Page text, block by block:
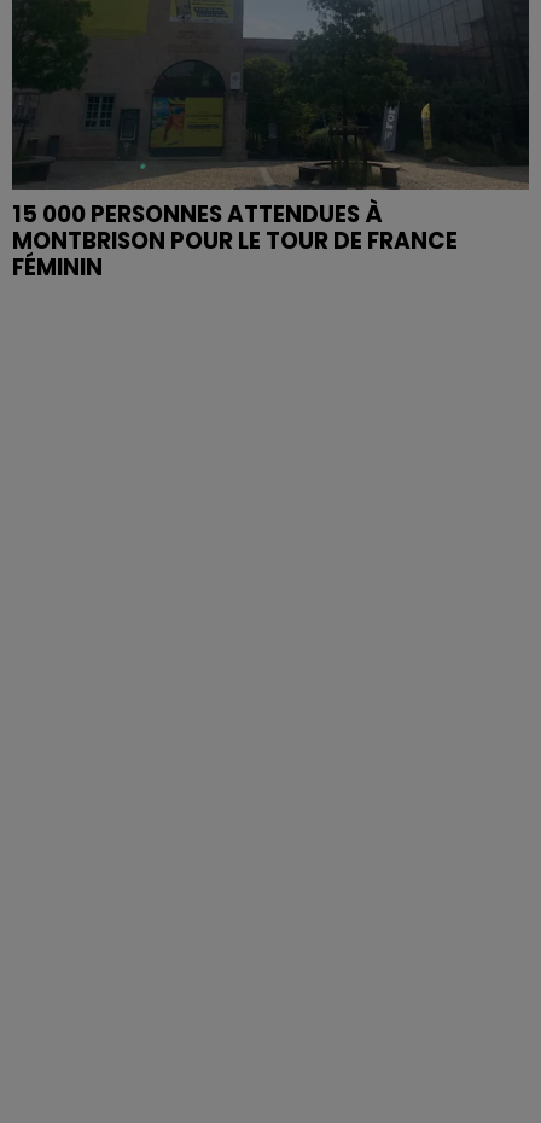
15 000 PERSONNES ATTENDUES À
MONTBRISON POUR LE TOUR DE FRANCE
FÉMININ